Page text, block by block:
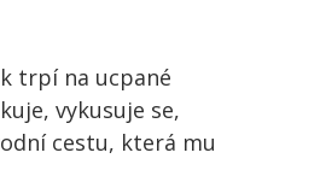
trpí na ucpané
vykusuje se,
cestu, která mu